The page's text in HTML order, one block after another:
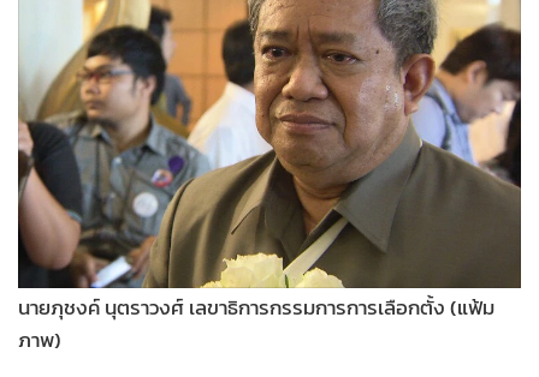
Cyber BIZ
ผู้จัดกวน
• Good health & Well-being
• Green Innovation & SD
Management & HR
• MGR Live
• Infographic
การเมือง
• ท่องเที่ยว
• กีฬา
นายภุชงค์ นุตราวงศ์ เลขาธิการกรรมการการเลือกตั้ง (แฟ้ม
ภาพ)